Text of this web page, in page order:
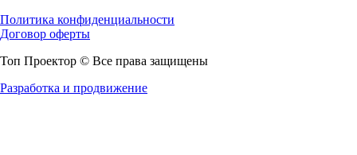
Политика конфиденциальности
Договор оферты
Топ Проектор © Все права защищены
Разработка и продвижение